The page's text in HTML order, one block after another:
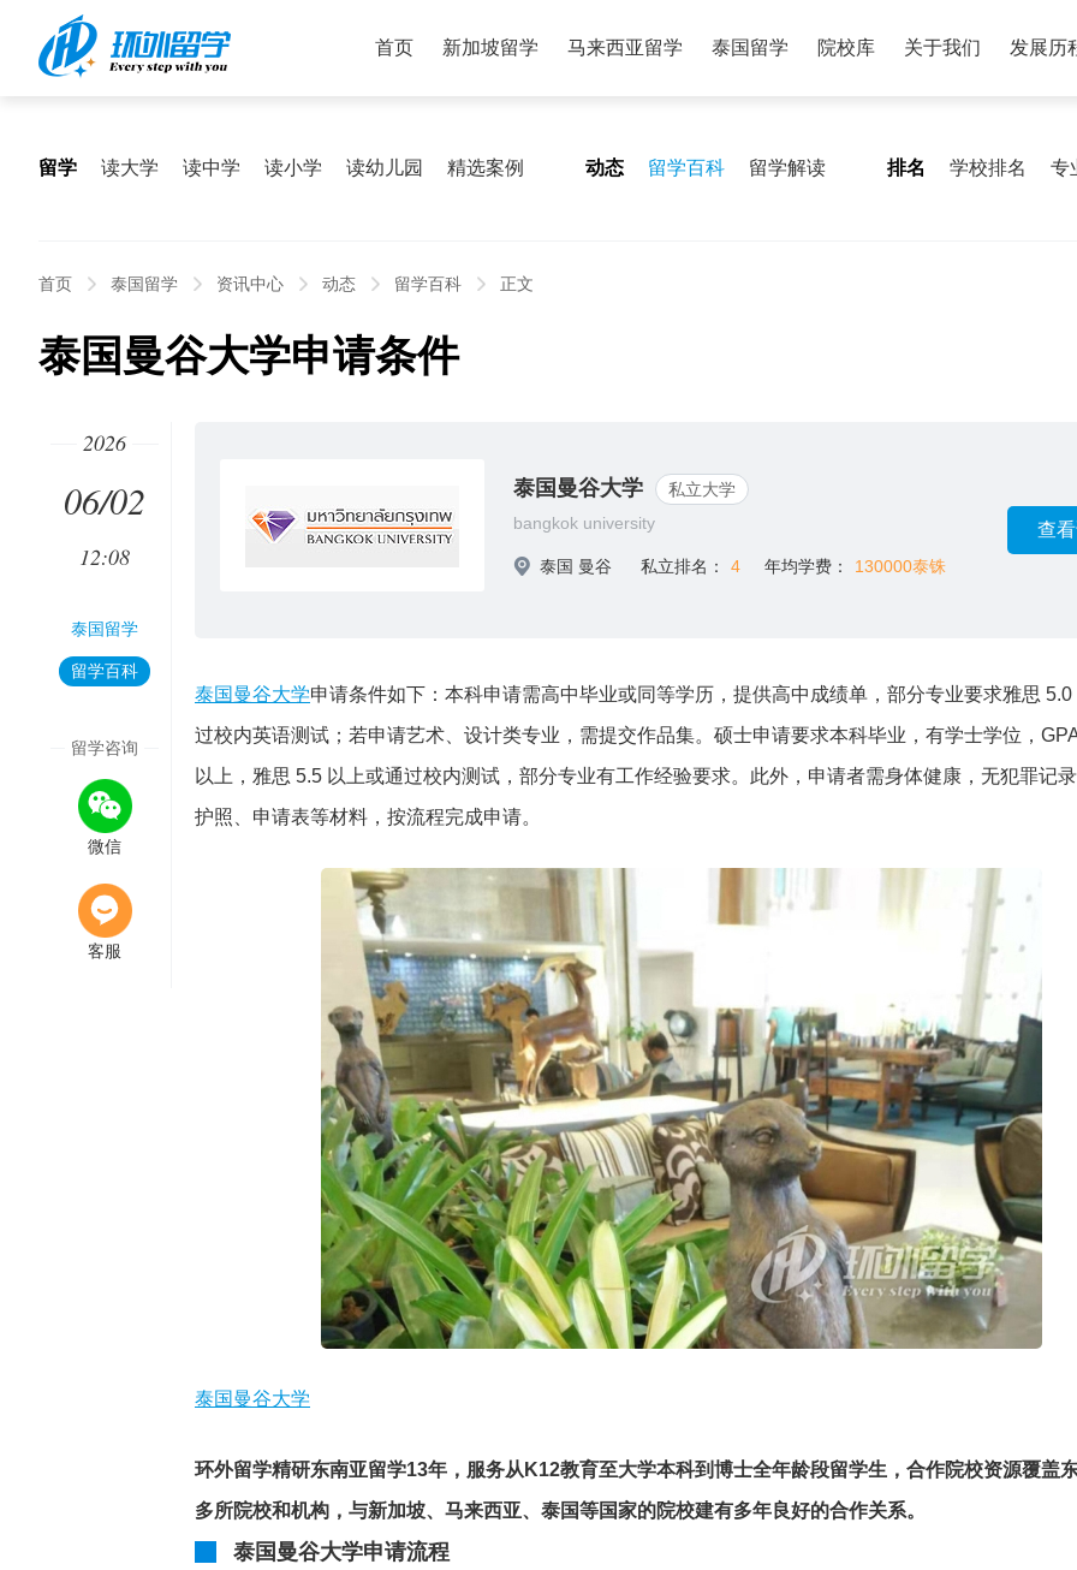
首页 新加坡留学 马来西亚留学 泰国留学 院校库 关于我们 发展历
留学 读大学 读中学 读小学 读幼儿园 精选案例 动态 留学百科 留学解读 排名 学校排名 专
首页 泰国留学 资讯中心 动态 留学百科 正文
泰国曼谷大学申请条件
泰国曼谷大学
私立大学
bangkok university
泰国 曼谷 私立排名： 4 年均学费： 130000泰铢
查
泰国曼谷大学申请条件如下：本科申请需高中毕业或同等学历，提供高中成绩单，部分专业要求雅思 5.0
过校内英语测试；若申请艺术、设计类专业，需提交作品集。硕士申请要求本科毕业，有学士学位，
以上，雅思 5.5 以上或通过校内测试，部分专业有工作经验要求。此外，申请者需身体健康，无犯罪记
护照、申请表等材料，按流程完成申请。
泰国曼谷大学
环外留学精研东南亚留学13年，服务从K12教育至大学本科到博士全年龄段留学生，合作院校资源覆盖
多所院校和机构，与新加坡、马来西亚、泰国等国家的院校建有多年良好的合作关系。
泰国曼谷大学申请流程
2026
06/02
12:08
泰国留学
留学百科
留学咨询
微信
客服